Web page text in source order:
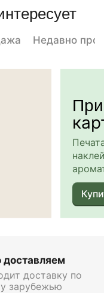
Недавно
доставляем
доставку по
зарубежью